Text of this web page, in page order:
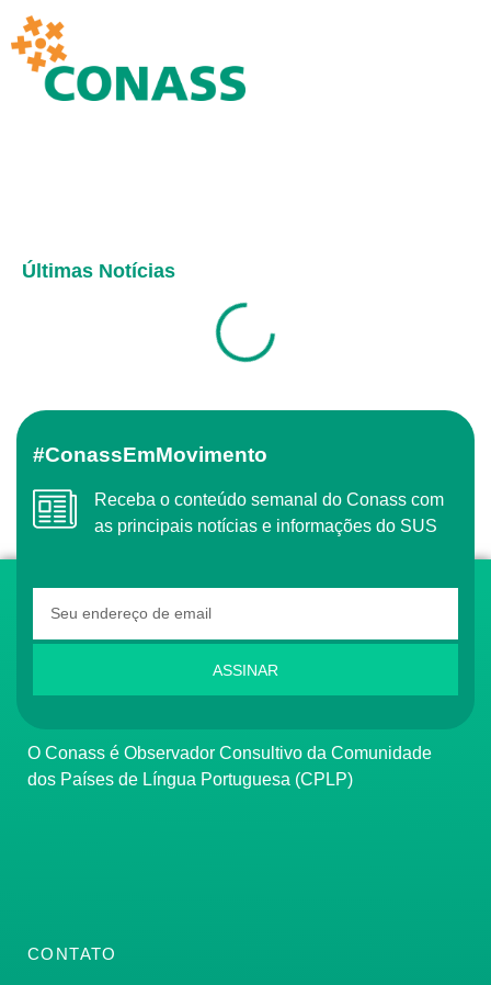
Últimas Notícias
#ConassEmMovimento
Receba o conteúdo semanal do Conass com
as principais notícias e informações do SUS
ASSINAR
O Conass é Observador Consultivo da Comunidade
dos Países de Língua Portuguesa (CPLP)
CONTATO